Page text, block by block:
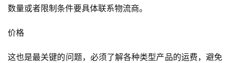
数量或者限制条件要具体联系物流商。
价格
这也是最关键的问题，必须了解各种类型产品的运费，避免